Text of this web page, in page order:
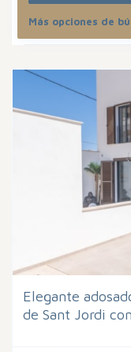
Más opciones de
Ordenar por
Elegante
de Sant Jordi